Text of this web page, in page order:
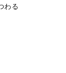
わる